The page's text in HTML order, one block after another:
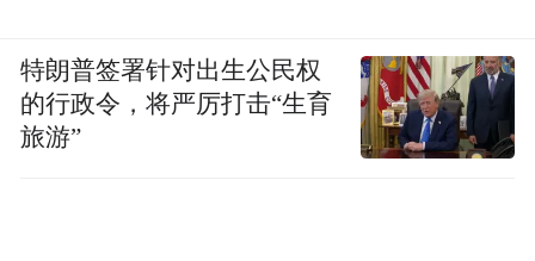
特朗普签署针对出生公民权
的行政令，将严厉打击“生育
旅游”